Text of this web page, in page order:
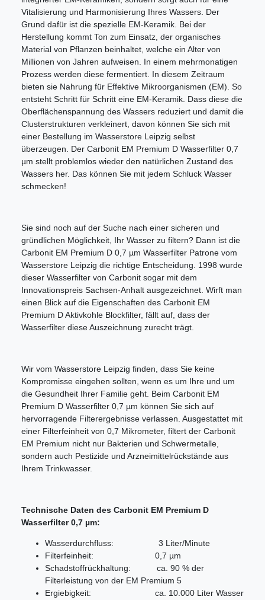
Vitalisierung und Harmonisierung Ihres Wassers. Der
Grund dafür ist die spezielle EM-Keramik. Bei der
Herstellung kommt Ton zum Einsatz, der organisches
Material von Pflanzen beinhaltet, welche ein Alter von
Millionen von Jahren aufweisen. In einem mehrmonatigen
Prozess werden diese fermentiert. In diesem Zeitraum
bieten sie Nahrung für Effektive Mikroorganismen (EM). So
entsteht Schritt für Schritt eine EM-Keramik. Dass diese die
Oberflächenspannung des Wassers reduziert und damit die
Clusterstrukturen verkleinert, davon können Sie sich mit
einer Bestellung im Wasserstore Leipzig selbst
überzeugen. Der Carbonit EM Premium D Wasserfilter 0,7
µm stellt problemlos wieder den natürlichen Zustand des
Wassers her. Das können Sie mit jedem Schluck Wasser
schmecken!
Sie sind noch auf der Suche nach einer sicheren und
gründlichen Möglichkeit, Ihr Wasser zu filtern? Dann ist die
Carbonit EM Premium D 0,7 µm Wasserfilter Patrone vom
Wasserstore Leipzig die richtige Entscheidung. 1998 wurde
dieser Wasserfilter von Carbonit sogar mit dem
Innovationspreis Sachsen-Anhalt ausgezeichnet. Wirft man
einen Blick auf die Eigenschaften des Carbonit EM
Premium D Aktivkohle Blockfilter, fällt auf, dass der
Wasserfilter diese Auszeichnung zurecht trägt.
Wir vom Wasserstore Leipzig finden, dass Sie keine
Kompromisse eingehen sollten, wenn es um Ihre und um
die Gesundheit Ihrer Familie geht. Beim Carbonit EM
Premium D Wasserfilter 0,7 µm können Sie sich auf
hervorragende Filterergebnisse verlassen. Ausgestattet mit
einer Filterfeinheit von 0,7 Mikrometer, filtert der Carbonit
EM Premium nicht nur Bakterien und Schwermetalle,
sondern auch Pestizide und Arzneimittelrückstände aus
Ihrem Trinkwasser.
Technische Daten des Carbonit EM Premium D
Wasserfilter 0,7 µm:
Wasserdurchfluss: 3 Liter/Minute
Filterfeinheit: 0,7 µm
Schadstoffrückhaltung: ca. 90 % der
Filterleistung von der EM Premium 5
Ergiebigkeit: ca. 10.000 Liter Wasser